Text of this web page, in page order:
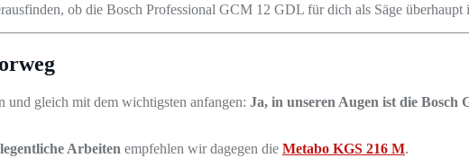
ob die Bosch Professional GCM 12 GDL für dich als Säge überhaupt
und gleich mit dem wichtigsten anfangen: Ja, in unseren Augen ist die
Arbeiten empfehlen wir dagegen die Metabo KGS 216 M.